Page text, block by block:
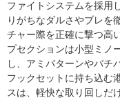
ファイトシステムを採用
りがちなダルさやブレを
チャー際を正確に撃つ高
プセクションは小型ミノ
し、アミパターンやバチ
フックセットに持ち込む
スは、軽快な取り回しだ